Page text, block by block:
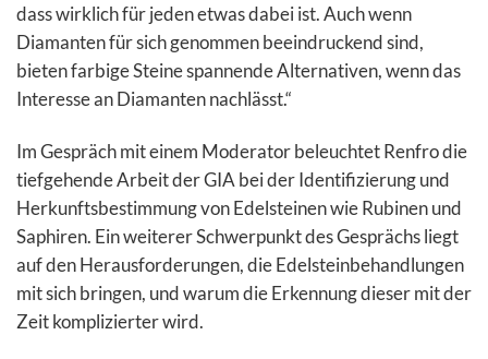
dass wirklich für jeden etwas dabei ist. Auch wenn
Diamanten für sich genommen beeindruckend sind,
bieten farbige Steine spannende Alternativen, wenn das
Interesse an Diamanten nachlässt.“
Im Gespräch mit einem Moderator beleuchtet Renfro die
tiefgehende Arbeit der GIA bei der Identifizierung und
Herkunftsbestimmung von Edelsteinen wie Rubinen und
Saphiren. Ein weiterer Schwerpunkt des Gesprächs liegt
auf den Herausforderungen, die Edelsteinbehandlungen
mit sich bringen, und warum die Erkennung dieser mit der
Zeit komplizierter wird.